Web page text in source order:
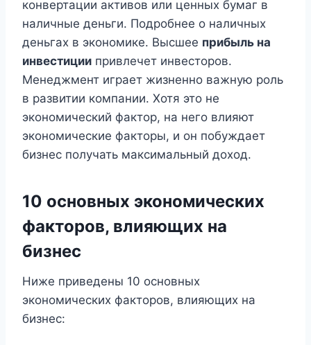
конвертации активов или ценных бумаг в
наличные деньги. Подробнее о наличных
деньгах в экономике. Высшее прибыль на
инвестиции привлечет инвесторов.
Менеджмент играет жизненно важную роль
в развитии компании. Хотя это не
экономический фактор, на него влияют
экономические факторы, и он побуждает
бизнес получать максимальный доход.
10 основных экономических
факторов, влияющих на
бизнес
Ниже приведены 10 основных
экономических факторов, влияющих на
бизнес: